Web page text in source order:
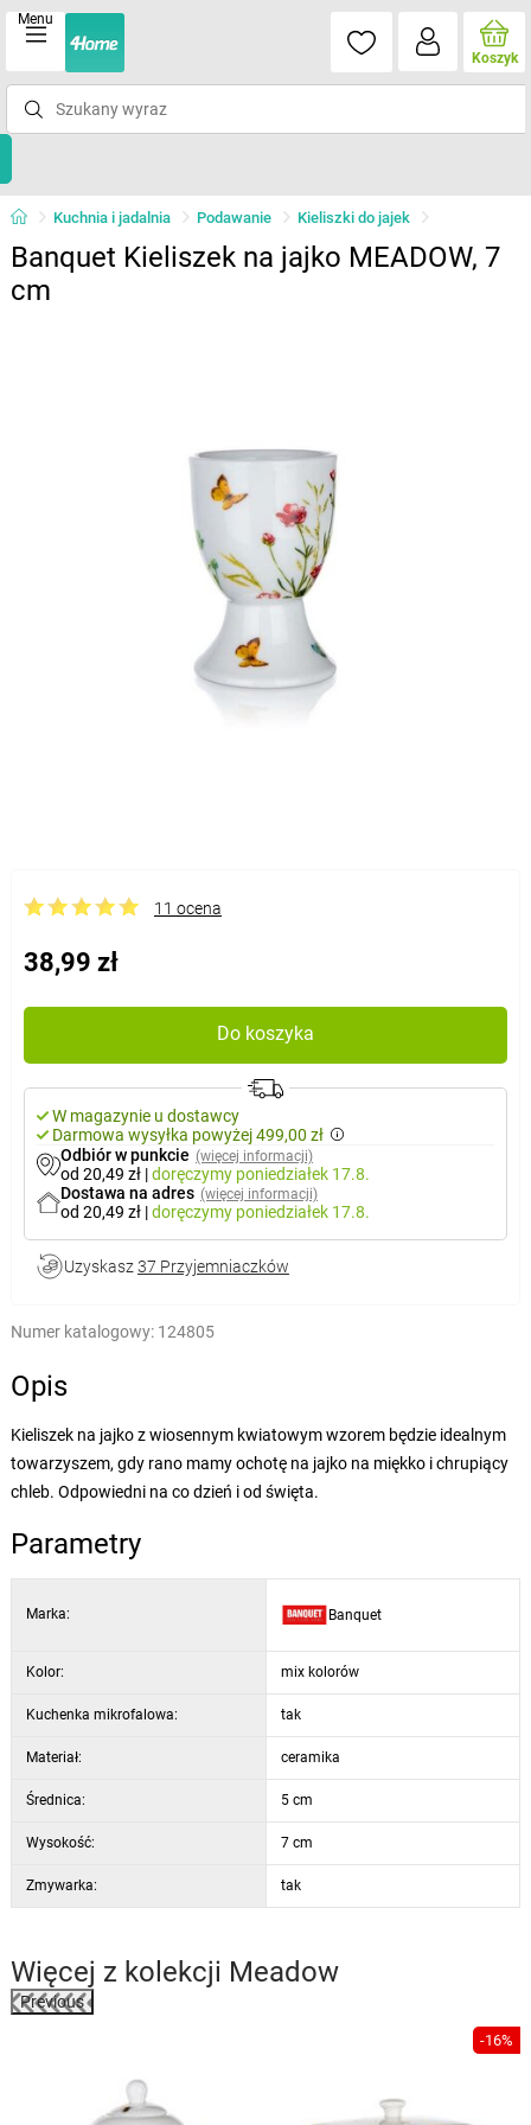
Menu
Koszyk
Kuchnia i jadalnia Podawanie Kieliszki do jajek
Banquet Kieliszek na jajko MEADOW, 7
cm
11 ocena
38,99 zł
Do koszyka
W magazynie u dostawcy
Darmowa wysyłka powyżej 499,00 zł
Odbiór w punkcie (więcej informacji)
od 20,49 zł |doręczymy poniedziałek 17.8.
Dostawa na adres (więcej informacji)
od 20,49 zł |doręczymy poniedziałek 17.8.
Uzyskasz 37 Przyjemniaczków
Numer katalogowy: 124805
Opis
Kieliszek na jajko z wiosennym kwiatowym wzorem będzie idealnym
towarzyszem, gdy rano mamy ochotę na jajko na miękko i chrupiący
chleb. Odpowiedni na co dzień i od święta.
Parametry
Marka: Banquet
Kolor: mix kolorów
Kuchenka mikrofalowa: tak
Materiał: ceramika
Średnica: 5 cm
Wysokość: 7 cm
Zmywarka: tak
Więcej z kolekcji Meadow
Previous
-16%